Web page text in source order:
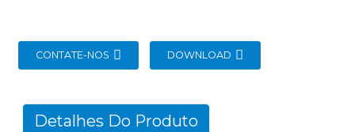
CONTATE-NOS DOWNLOAD
Detalhes Do Produto